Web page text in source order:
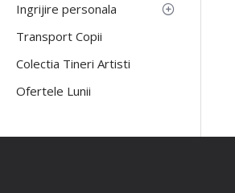
Ingrijire personala
Transport Copii
Colectia Tineri Artisti
Ofertele Lunii